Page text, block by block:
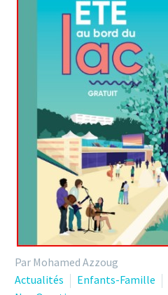
Par Mohamed Azzoug
Actualités
Enfants-Famille